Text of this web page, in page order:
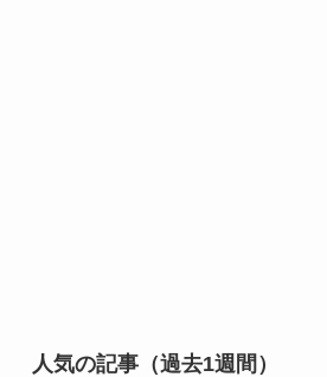
人気の記事（過去1週間）